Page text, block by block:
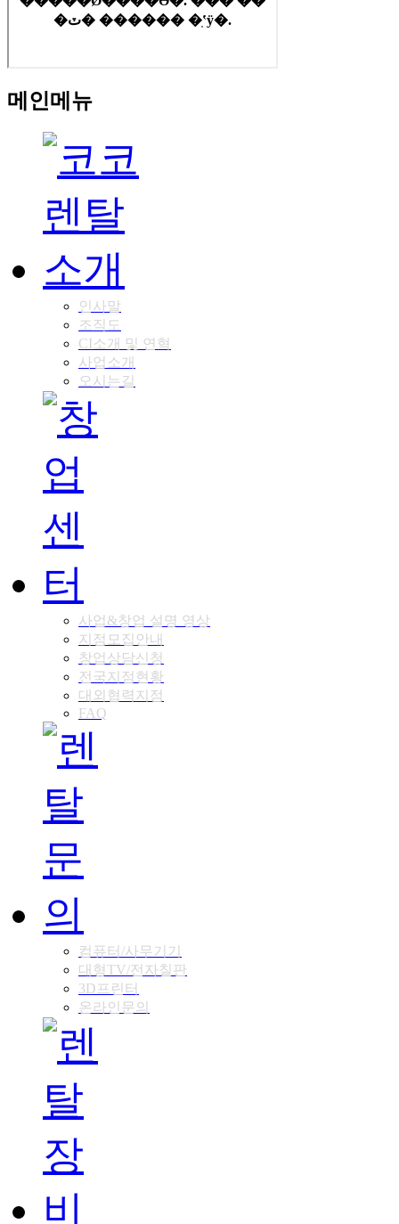
메인메뉴
인사말
조직도
CI소개 및 연혁
사업소개
오시는길
사업&창업 설명 영상
지점모집안내
창업상담신청
전국지점현황
대외협력지점
FAQ
컴퓨터/사무기기
대형TV/전자칠판
3D프린터
온라인문의